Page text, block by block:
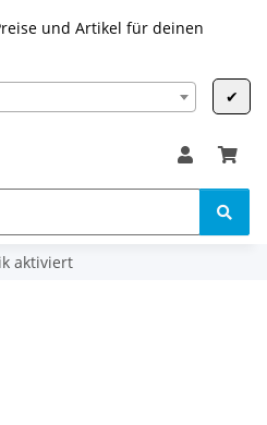
und Artikel für deinen
✔
(§ 12 Abs. 3 UStG)
aktiviert